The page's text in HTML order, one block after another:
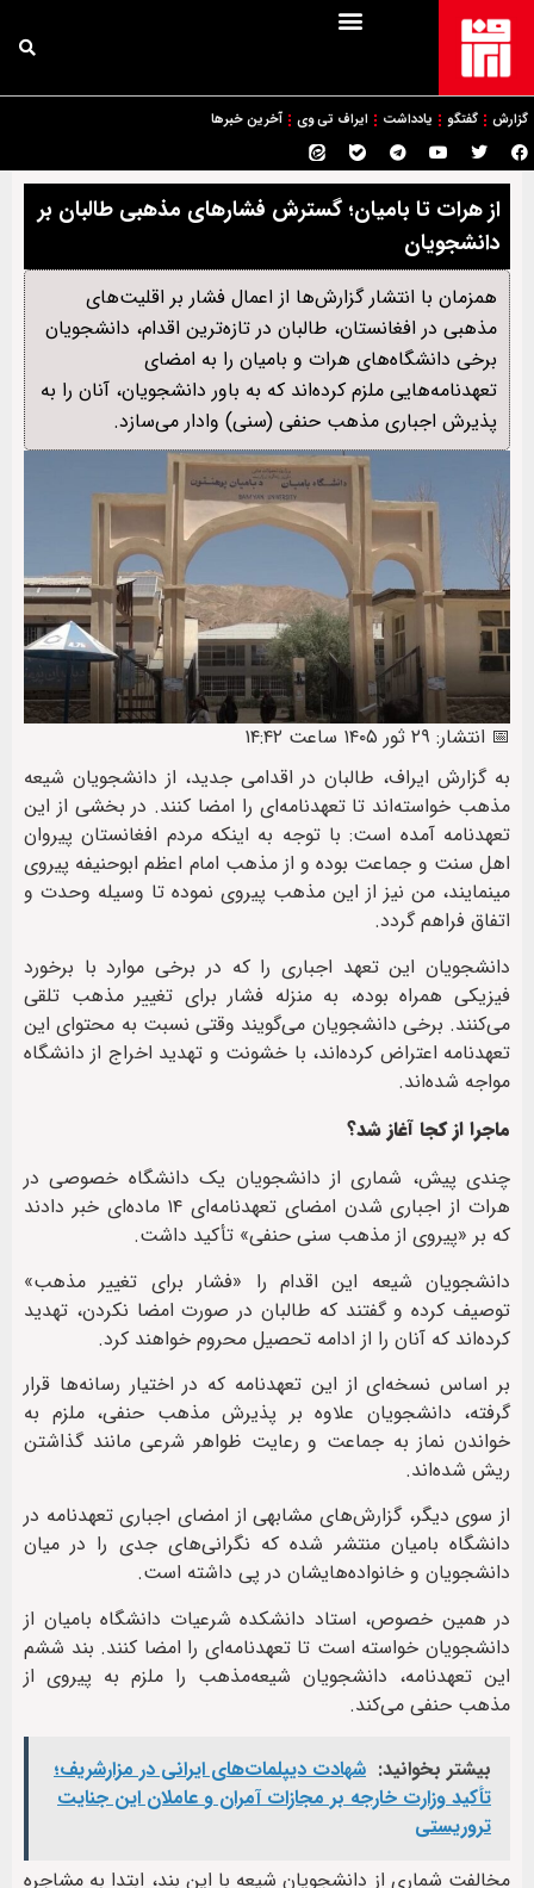
گزارش گفتگو یادداشت ایراف تی وی آخرین خبرها
از هرات تا بامیان؛ گسترش فشارهای مذهبی طالبان بر
دانشجویان
همزمان با انتشار گزارش‌ها از اعمال فشار بر اقلیت‌های
مذهبی در افغانستان، طالبان در تازه‌ترین اقدام، دانشجویان
برخی دانشگاه‌های هرات و بامیان را به امضای
تعهدنامه‌هایی ملزم کرده‌اند که به باور دانشجویان، آنان را به
پذیرش اجباری مذهب حنفی (سنی) وادار می‌سازد.
📅 انتشار: ۲۹ ثور ۱۴۰۵ ساعت ۱۴:۴۲
به گزارش ایراف، طالبان در اقدامی جدید، از دانشجویان شیعه
مذهب خواسته‌اند تا تعهدنامه‌ای را امضا کنند. در بخشی از این
تعهدنامه آمده است: با توجه به اینکه مردم افغانستان پیروان
اهل سنت و جماعت بوده و از مذهب امام اعظم ابوحنیفه پیروی
مینمایند، من نیز از این مذهب پیروی نموده تا وسیله وحدت و
اتفاق فراهم گردد.
دانشجویان این تعهد اجباری را که در برخی موارد با برخورد
فیزیکی همراه بوده، به منزله فشار برای تغییر مذهب تلقی
می‌کنند. برخی دانشجویان می‌گویند وقتی نسبت به محتوای این
تعهدنامه‌ اعتراض کرده‌اند، با خشونت و تهدید اخراج‌ از دانشگاه
مواجه شده‌اند.
ماجرا از کجا آغاز شد؟
چندی پیش، شماری از دانشجویان یک دانشگاه خصوصی در
هرات از اجباری شدن امضای تعهدنامه‌ای ۱۴ ماده‌ای خبر دادند
که بر «پیروی از مذهب سنی حنفی» تأکید داشت.
دانشجویان شیعه این اقدام را «فشار برای تغییر مذهب»
توصیف کرده و گفتند که طالبان در صورت امضا نکردن، تهدید
کرده‌اند که آنان را از ادامه تحصیل محروم خواهند کرد.
بر اساس نسخه‌ای از این تعهدنامه که در اختیار رسانه‌ها قرار
گرفته، دانشجویان علاوه بر پذیرش مذهب حنفی، ملزم به
خواندن نماز به جماعت و رعایت ظواهر شرعی مانند گذاشتن
ریش شده‌اند.
از سوی دیگر، گزارش‌های مشابهی از امضای اجباری تعهدنامه‌ در
دانشگاه بامیان منتشر شده که نگرانی‌های جدی را در میان
دانشجویان و خانواده‌هایشان در پی داشته است.
در همین خصوص، استاد دانشکده شرعیات دانشگاه بامیان از
دانشجویان خواسته است تا تعهدنامه‌ای را امضا کنند. بند ششم
این تعهدنامه، دانشجویان شیعه‌مذهب را ملزم به پیروی از
مذهب حنفی می‌کند.
بیشتر بخوانید: شهادت‌ دیپلمات‌های ایرانی در مزارشریف؛
تأکید وزارت خارجه بر مجازات آمران و عاملان این جنایت
تروریستی
مخالفت شماری از دانشجویان شیعه با این بند، ابتدا به مشاجره